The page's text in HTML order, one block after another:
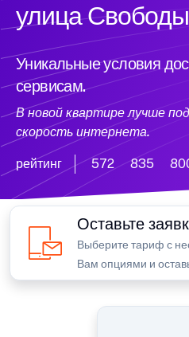
улица
Уникальные условия
сервисам.
В новой квартире лучше
скорость интернета.
рейтинг 572 835
Оставьте
Выберите тариф с
Вам опциями и